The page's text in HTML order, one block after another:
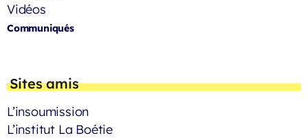
Vidéos
Communiqués
Sites amis
L’insoumission
L’institut La Boétie